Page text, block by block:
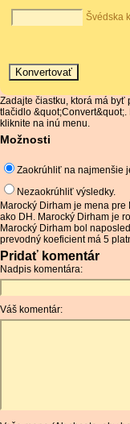
Švédska
Zadajte čiastku, ktorá má
tlačidlo
kliknite na inú menu.
Možnosti
Zaokrúhliť na najmenšie
Nezaokrúhliť výsledky.
Marocký Dirham je mena
ako DH. Marocký Dirham je
Marocký Dirham bol
prevodný koeficient má 5
Pridať komentár
Nadpis komentára:
Váš komentár: